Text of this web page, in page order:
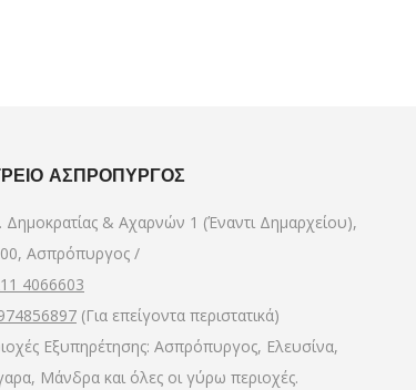
ΑΣΠΡΟΠΥΡΓΟΣ
Δημοκρατίας & Αχαρνών 1 (Έναντι Δημαρχείου),
Ασπρόπυργος /
4066603
(Για επείγοντα περιστατικά)
Εξυπηρέτησης: Ασπρόπυργος, Ελευσίνα,
Μάνδρα και όλες οι γύρω περιοχές.